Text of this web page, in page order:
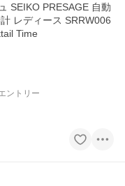
SEIKO PRESAGE 自動
レディース SRRW006
Time
ントリー